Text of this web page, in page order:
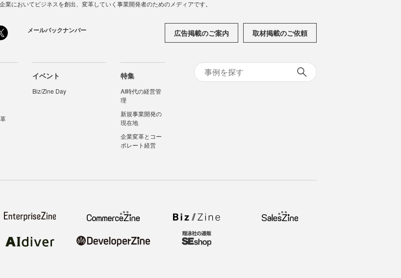
業においてビジネスを創出、変革していく事業開発者のためのメディアです。
メールバックナンバー 広告掲載のご案内 取材掲載のご依頼
イベント
Biz/Zine Day
特集
AI時代の経営管
理
新規事業開発の
現在地
企業変革とコー
ポレート経営